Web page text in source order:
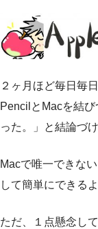
２ヶ月ほど毎日毎
PencilとMacを結
った。」と結論づけ
Macで唯一できな
して簡単にできる
ただ、１点懸念し